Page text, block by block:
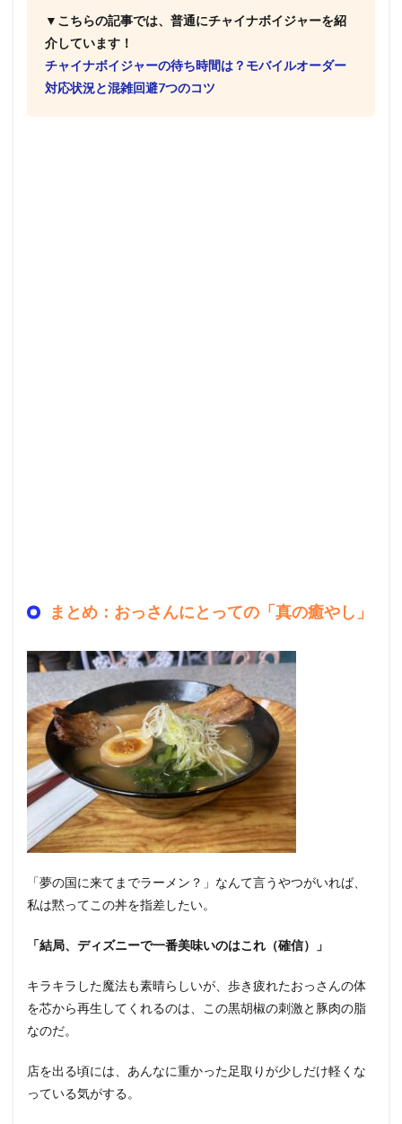
▼こちらの記事では、普通にチャイナボイジャーを紹
介しています！
チャイナボイジャーの待ち時間は？モバイルオーダー
対応状況と混雑回避7つのコツ
まとめ：おっさんにとっての「真の癒やし」
「夢の国に来てまでラーメン？」なんて言うやつがいれば、
私は黙ってこの丼を指差したい。
「結局、ディズニーで一番美味いのはこれ（確信）」
キラキラした魔法も素晴らしいが、歩き疲れたおっさんの体
を芯から再生してくれるのは、この黒胡椒の刺激と豚肉の脂
なのだ。
店を出る頃には、あんなに重かった足取りが少しだけ軽くな
っている気がする。